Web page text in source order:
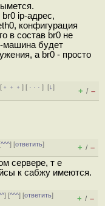
ip-адрес,
конфигурация
в состав br0 не
машина будет
а br0 - просто
﹢﹢﹢] [ · · ·][↓]
+ / –
^^^] [ответить]
+ / –
сервере, т е
к сабжу имеются.
] [^^^] [ответить]
+ / –